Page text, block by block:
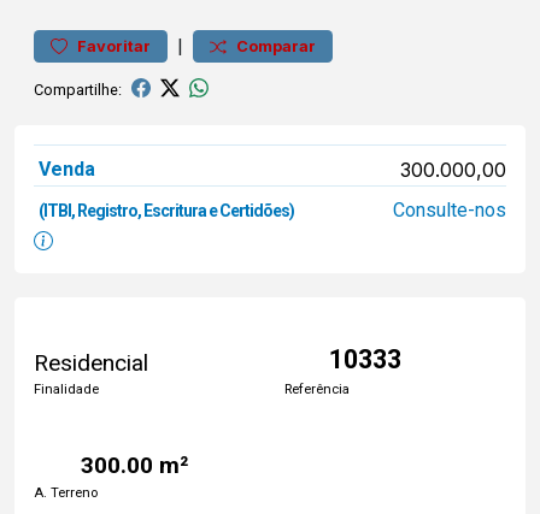
Favoritar | Comparar
Compartilhe:
Venda 300.000,00
(ITBI, Registro, Escritura e Certidões) Consulte-nos
Residencial
Finalidade
10333
Referência
300.00 m²
A. Terreno